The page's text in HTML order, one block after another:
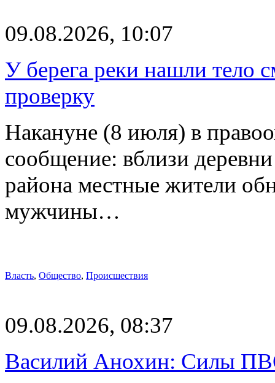
09.08.2026, 10:07
У берега реки нашли тело
проверку
Накануне (8 июля) в
сообщение: вблизи
района местные жители
мужчины…
Власть, Общество, Происшествия
09.08.2026, 08:37
Василий Анохин: Силы